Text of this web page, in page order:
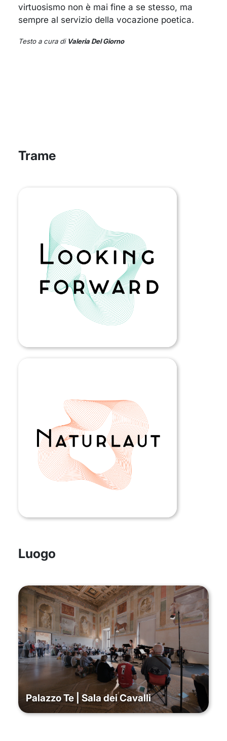
virtuosismo non è mai fine a se stesso, ma
sempre al servizio della vocazione poetica.
Testo a cura di Valeria Del Giorno
Trame
Luogo
Palazzo Te | Sala dei Cavalli